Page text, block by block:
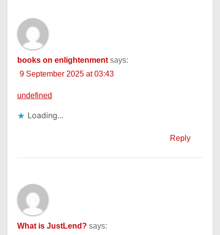
books on enlightenment says:
9 September 2025 at 03:43
undefined
Loading...
Reply
What is JustLend? says: